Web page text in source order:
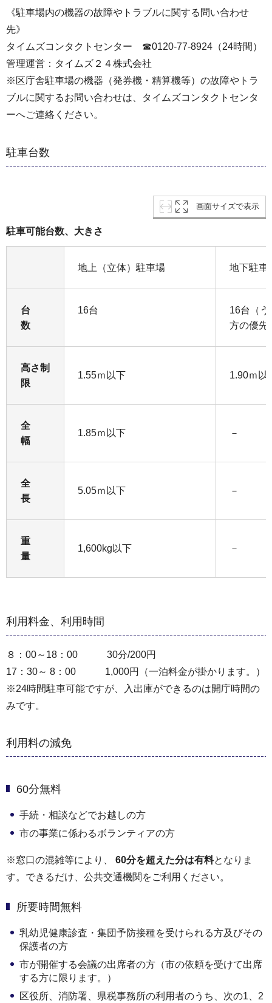
《駐車場内の機器の故障やトラブルに関する問い合わせ
先》
タイムズコンタクトセンター ☎0120-77-8924（24時間）
管理運営：タイムズ２４株式会社
※区庁舎駐車場の機器（発券機・精算機等）の故障やトラ
ブルに関するお問い合わせは、タイムズコンタクトセンタ
ーへご連絡ください。
駐車台数
画面サイズで表示
駐車可能台数、大きさ
地上（立体）駐車場 地下駐車
台
数
16台
16台（
方の優先
高さ制
限
1.55ｍ以下 1.90
全
幅
1.85ｍ以下 －
全
長
5.05ｍ以下 －
重
量
1,600kg以下 －
利用料金、利用時間
８：00～18：00 30分/200円
17：30～ 8：00 1,000円（一泊料金が掛かります。）
※24時間駐車可能ですが、入出庫ができるのは開庁時間の
みです。
利用料の減免
60分無料
手続・相談などでお越しの方
市の事業に係わるボランティアの方
※窓口の混雑等により、 60分を超えた分は有料となりま
す。できるだけ、公共交通機関をご利用ください。
所要時間無料
乳幼児健康診査・集団予防接種を受けられる方及びその
保護者の方
市が開催する会議の出席者の方（市の依頼を受けて出席
する方に限ります。）
区役所、消防署、県税事務所の利用者のうち、次の1、2